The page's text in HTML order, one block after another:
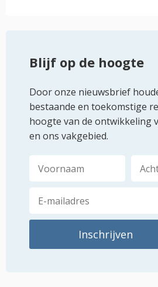
Blijf op de hoogte
Door onze nieuwsbrief
bestaande en toekomstige
hoogte van de ontwikkeling
en ons vakgebied.